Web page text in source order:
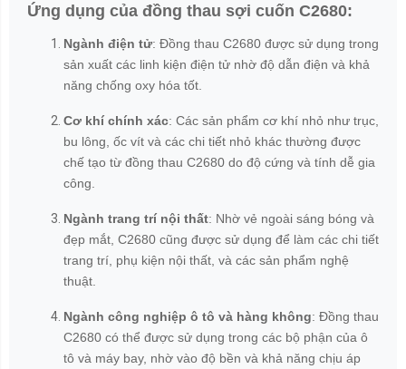
Ứng dụng của đồng thau sợi cuốn C2680:
Ngành điện tử: Đồng thau C2680 được sử dụng trong
sản xuất các linh kiện điện tử nhờ độ dẫn điện và khả
năng chống oxy hóa tốt.
Cơ khí chính xác: Các sản phẩm cơ khí nhỏ như trục,
bu lông, ốc vít và các chi tiết nhỏ khác thường được
chế tạo từ đồng thau C2680 do độ cứng và tính dễ gia
công.
Ngành trang trí nội thất: Nhờ vẻ ngoài sáng bóng và
đẹp mắt, C2680 cũng được sử dụng để làm các chi tiết
trang trí, phụ kiện nội thất, và các sản phẩm nghệ
thuật.
Ngành công nghiệp ô tô và hàng không: Đồng thau
C2680 có thể được sử dụng trong các bộ phận của ô
tô và máy bay, nhờ vào độ bền và khả năng chịu áp